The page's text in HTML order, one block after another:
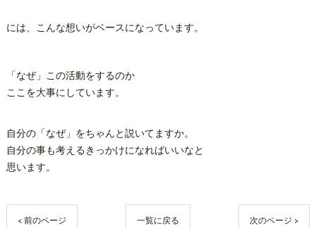
には、こんな想いがベースになっています。
「なぜ」この活動をするのか
ここを大事にしています。
自分の「なぜ」をちゃんと説いてますか。
自分の事も考えるきっかけになればいいなと
思います。
< 前のページ 一覧に戻る 次のページ >